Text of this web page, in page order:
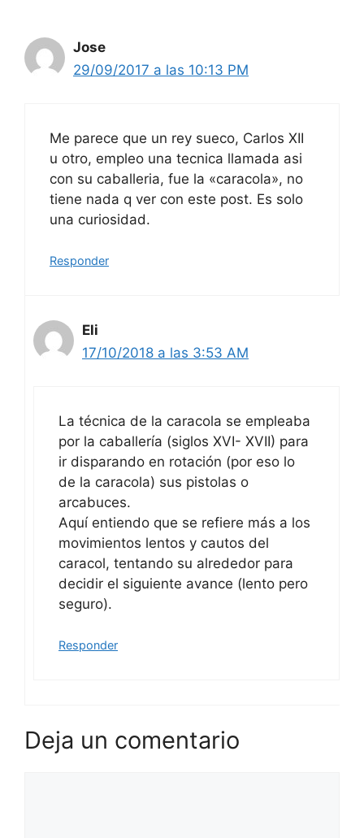
Jose
29/09/2017 a las 10:13 PM
Me parece que un rey sueco, Carlos XII
u otro, empleo una tecnica llamada asi
con su caballeria, fue la «caracola», no
tiene nada q ver con este post. Es solo
una curiosidad.
Responder
Eli
17/10/2018 a las 3:53 AM
La técnica de la caracola se empleaba
por la caballería (siglos XVI- XVII) para
ir disparando en rotación (por eso lo
de la caracola) sus pistolas o
arcabuces.
Aquí entiendo que se refiere más a los
movimientos lentos y cautos del
caracol, tentando su alrededor para
decidir el siguiente avance (lento pero
seguro).
Responder
Deja un comentario